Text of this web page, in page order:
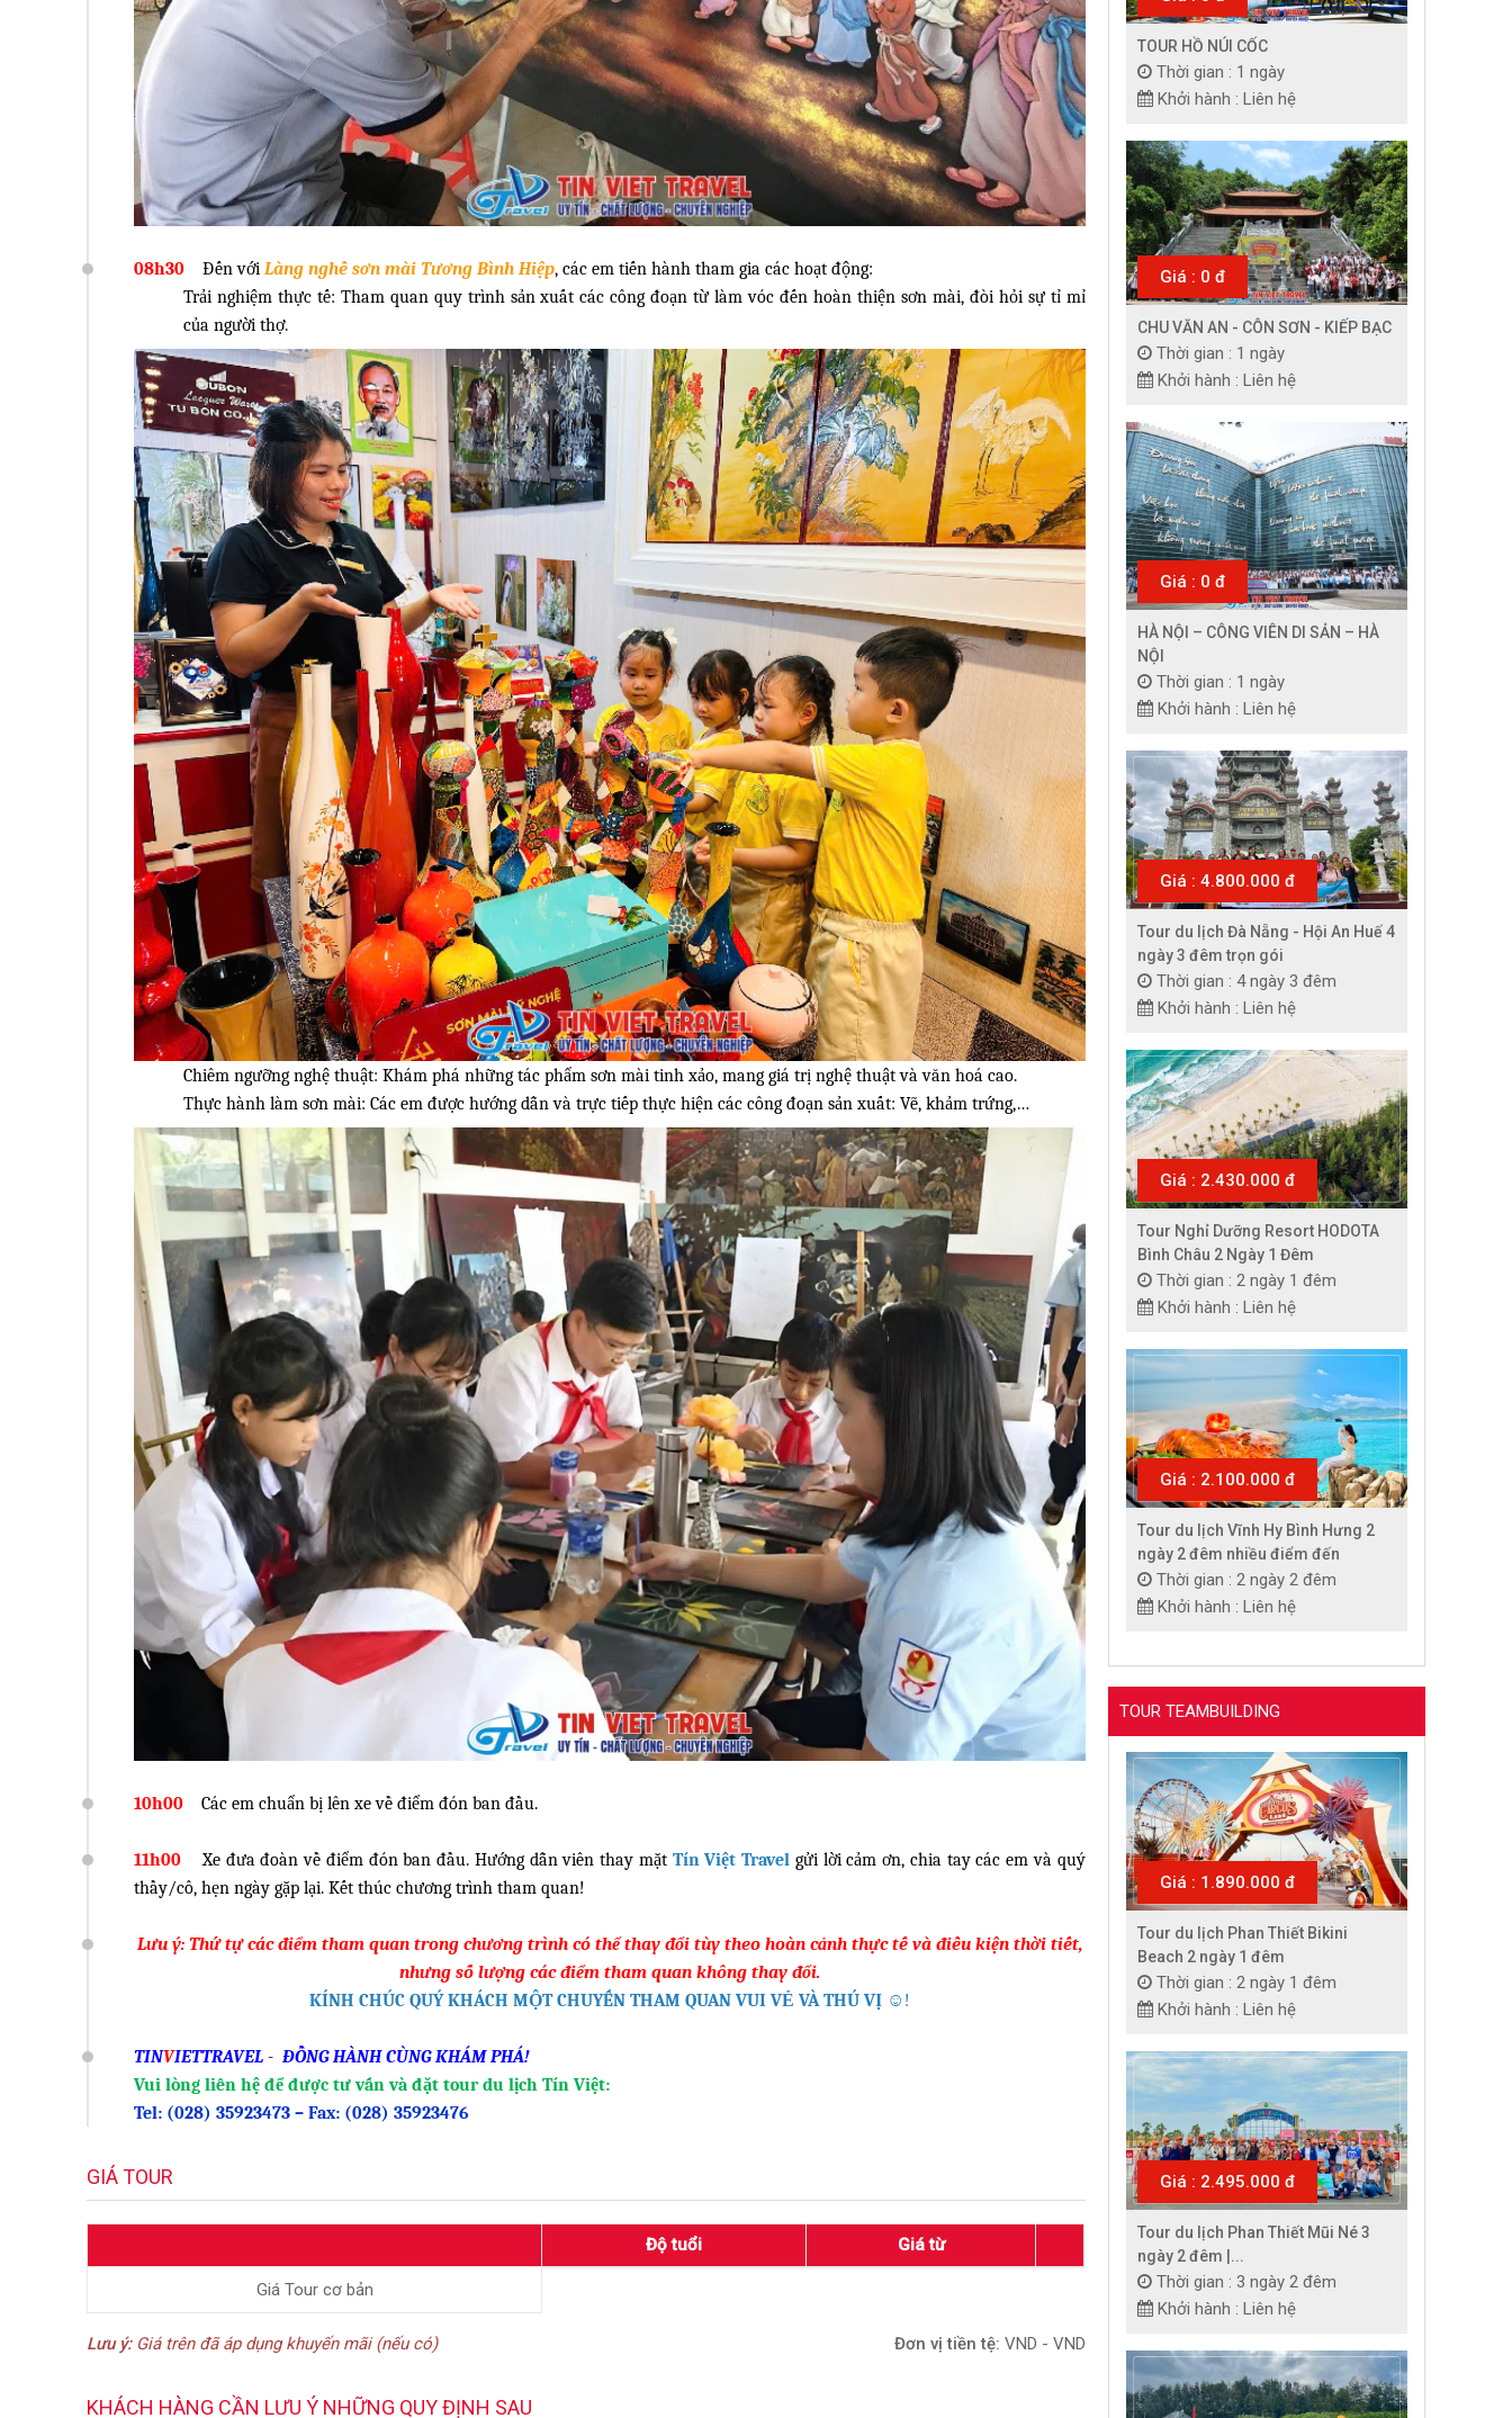
08h30 Đến với Làng nghề sơn mài Tương Bình Hiệp, các em tiến hành tham gia các hoạt động:
Trải nghiệm thực tế: Tham quan quy trình sản xuất các công đoạn từ làm vóc đến hoàn thiện sơn mài, đòi hỏi sự tỉ mỉ
của người thợ.
Chiêm ngưỡng nghệ thuật: Khám phá những tác phẩm sơn mài tinh xảo, mang giá trị nghệ thuật và văn hoá cao.
Thực hành làm sơn mài: Các em được hướng dẫn và trực tiếp thực hiện các công đoạn sản xuất: Vẽ, khảm trứng,…
10h00 Các em chuẩn bị lên xe về điểm đón ban đầu.
11h00 Xe đưa đoàn về điểm đón ban đầu. Hướng dẫn viên thay mặt Tín Việt Travel gửi lời cảm ơn, chia tay các em và quý
thầy/cô, hẹn ngày gặp lại. Kết thúc chương trình tham quan!
Lưu ý: Thứ tự các điểm tham quan trong chương trình có thể thay đổi tùy theo hoàn cảnh thực tế và điều kiện thời tiết,
nhưng số lượng các điểm tham quan không thay đổi.
KÍNH CHÚC QUÝ KHÁCH MỘT CHUYẾN THAM QUAN VUI VẺ VÀ THÚ VỊ ☺ !
TINVIETTRAVEL - ĐỒNG HÀNH CÙNG KHÁM PHÁ!
Vui lòng liên hệ để được tư vấn và đặt tour du lịch Tín Việt:
Tel: (028) 35923473 – Fax: (028) 35923476
GIÁ TOUR
Độ tuổi Giá từ
Giá Tour cơ bản
Lưu ý:Giá trên đã áp dụng khuyến mãi (nếu có) Đơn vị tiền tệ: VND - VND
KHÁCH HÀNG CẦN LƯU Ý NHỮNG QUY ĐỊNH SAU
TOUR HỒ NÚI CỐC
Thời gian : 1 ngày
Khởi hành : Liên hệ
Giá : 0 đ
CHU VĂN AN - CÔN SƠN - KIẾP BẠC
Thời gian : 1 ngày
Khởi hành : Liên hệ
Giá : 0 đ
HÀ NỘI – CÔNG VIÊN DI SẢN – HÀ
NỘI
Thời gian : 1 ngày
Khởi hành : Liên hệ
Giá : 4.800.000 đ
Tour du lịch Đà Nẵng - Hội An Huế 4
ngày 3 đêm trọn gói
Thời gian : 4 ngày 3 đêm
Khởi hành : Liên hệ
Giá : 2.430.000 đ
Tour Nghỉ Dưỡng Resort HODOTA
Bình Châu 2 Ngày 1 Đêm
Thời gian : 2 ngày 1 đêm
Khởi hành : Liên hệ
Giá : 2.100.000 đ
Tour du lịch Vĩnh Hy Bình Hưng 2
ngày 2 đêm nhiều điểm đến
Thời gian : 2 ngày 2 đêm
Khởi hành : Liên hệ
TOUR TEAMBUILDING
Giá : 1.890.000 đ
Tour du lịch Phan Thiết Bikini
Beach 2 ngày 1 đêm
Thời gian : 2 ngày 1 đêm
Khởi hành : Liên hệ
Giá : 2.495.000 đ
Tour du lịch Phan Thiết Mũi Né 3
ngày 2 đêm |...
Thời gian : 3 ngày 2 đêm
Khởi hành : Liên hệ